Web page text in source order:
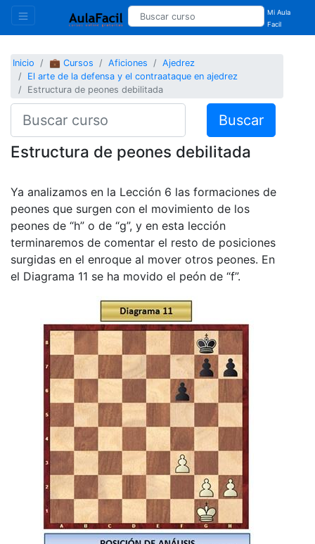
Mi Aula
Facil
Inicio 💼 Cursos Aficiones
Ajedrez
El arte de la defensa y el contraataque en ajedrez
Estructura de peones debilitada
Buscar
Estructura de peones debilitada
Ya analizamos en la Lección 6 las formaciones de
peones que surgen con el movimiento de los
peones de “h” o de “g”, y en esta lección
terminaremos de comentar el resto de posiciones
surgidas en el enroque al mover otros peones. En
el Diagrama 11 se ha movido el peón de “f”.